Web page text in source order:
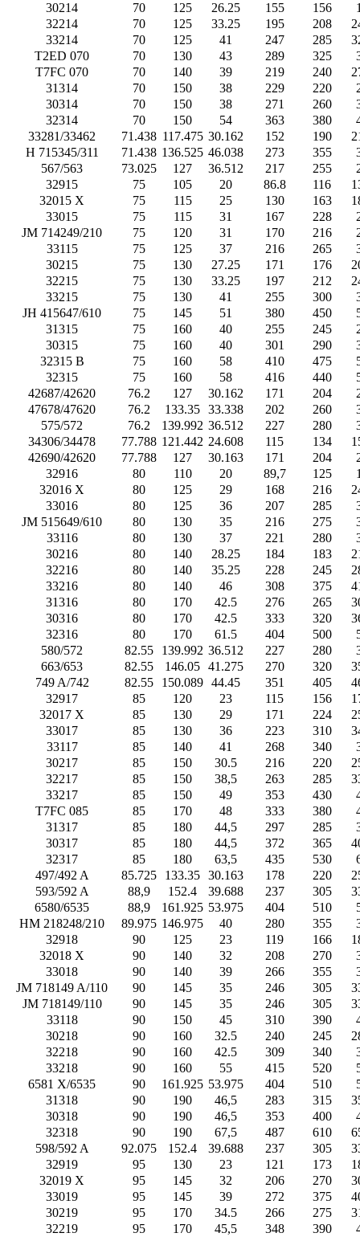
30214
70 125 26.25 155 156
32214
70 125 33.25 195 208
33214
70 125 41 247 285
T2ED 070
70 130 43 289 325
T7FC 070
70 140 39 219 240
31314
70 150 38 229 220
30314
70 150 38 271 260
32314
70 150 54 363 380
33281/33462
71.438 117.475 30.162 152 190
H 715345/311
71.438 136.525 46.038 273 355
567/563
73.025 127 36.512 217 255
32915
75 105 20 86.8 116
32015 X
75 115 25 130 163
33015
75 115 31 167 228
JM 714249/210
75 120 31 170 216
33115
75 125 37 216 265
30215
75 130 27.25 171 176
32215
75 130 33.25 197 212
33215
75 130 41 255 300
JH 415647/610
75 145 51 380 450
31315
75 160 40 255 245
30315
75 160 40 301 290
32315 B
75 160 58 410 475
32315
75 160 58 416 440
42687/42620
76.2 127 30.162 171 204
47678/47620
76.2 133.35 33.338 202 260
575/572
76.2 139.992 36.512 227 280
34306/34478
77.788 121.442 24.608 115 134
42690/42620
77.788 127 30.163 171 204
32916
80 110 20 89,7 125
32016 X
80 125 29 168 216
33016
80 125 36 207 285
JM 515649/610
80 130 35 216 275
33116
80 130 37 221 280
30216
80 140 28.25 184 183
32216
80 140 35.25 228 245
33216
80 140 46 308 375
31316
80 170 42.5 276 265
30316
80 170 42.5 333 320
32316
80 170 61.5 404 500
580/572
82.55 139.992 36.512 227 280
663/653
82.55 146.05 41.275 270 320
749 A/742
82.55 150.089 44.45 351 405
32917
85 120 23 115 156
32017 X
85 130 29 171 224
33017
85 130 36 223 310
33117
85 140 41 268 340
30217
85 150 30.5 216 220
32217
85 150 38,5 263 285
33217
85 150 49 353 430
T7FC 085
85 170 48 333 380
31317
85 180 44,5 297 285
30317
85 180 44,5 372 365
32317
85 180 63,5 435 530
497/492 A
85.725 133.35 30.163 178 220
593/592 A
88,9 152.4 39.688 237 305
6580/6535
88,9 161.925 53.975 404 510
HM 218248/210
89.975 146.975 40 280 355
32918
90 125 23 119 166
32018 X
90 140 32 208 270
33018
90 140 39 266 355
JM 718149 A/110
90 145 35 246 305
JM 718149/110
90 145 35 246 305
33118
90 150 45 310 390
30218
90 160 32.5 240 245
32218
90 160 42.5 309 340
33218
90 160 55 415 520
6581 X/6535
90 161.925 53.975 404 510
31318
90 190 46,5 283 315
30318
90 190 46,5 353 400
32318
90 190 67,5 487 610
598/592 A
92.075 152.4 39.688 237 305
32919
95 130 23 121 173
32019 X
95 145 32 206 270
33019
95 145 39 272 375
30219
95 170 34.5 266 275
32219
95 170 45,5 348 390